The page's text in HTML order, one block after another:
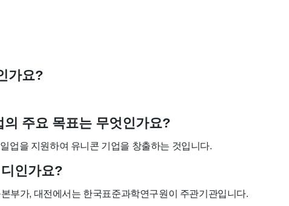
가요?
주요 목표는 무엇인가요?
업을 지원하여 유니콘 기업을 창출하는 것입니다.
인가요?
부가, 대전에서는 한국표준과학연구원이 주관기관입니다.